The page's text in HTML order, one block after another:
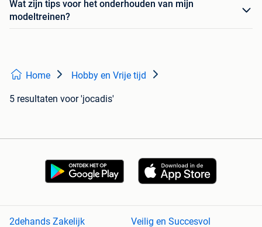
Wat zijn tips voor het onderhouden van mijn
modeltreinen?
Home Hobby en Vrije tijd
5 resultaten voor 'jocadis'
2dehands Zakelijk Veilig en Succesvol